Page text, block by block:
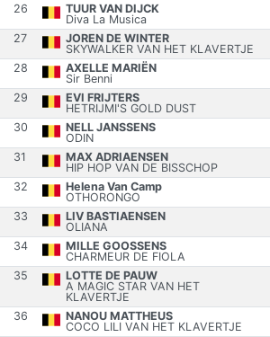
26
TUUR VAN DIJCK
Diva La Musica
27
JOREN DE WINTER
SKYWALKER VAN HET KLAVERTJE
28
AXELLE MARIËN
Sir Benni
29
EVI FRIJTERS
HETRIJMI'S GOLD DUST
30
NELL JANSSENS
ODIN
31
MAX ADRIAENSEN
HIP HOP VAN DE BISSCHOP
32
Helena Van Camp
OTHORONGO
33
LIV BASTIAENSEN
OLIANA
34
MILLE GOOSSENS
CHARMEUR DE FIOLA
35
LOTTE DE PAUW
A MAGIC STAR VAN HET
KLAVERTJE
36
NANOU MATTHEUS
COCO LILI VAN HET KLAVERTJE